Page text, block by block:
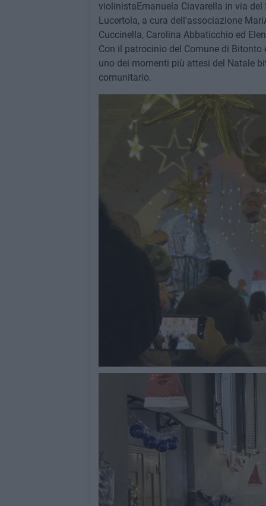
violinistaEmanuela Ciavarella in via
Lucertola, a cura dell'associazione
Cuccinella, Carolina Abbaticchio ed
Con il patrocinio del Comune di
uno dei momenti più attesi del Natale
comunitario.